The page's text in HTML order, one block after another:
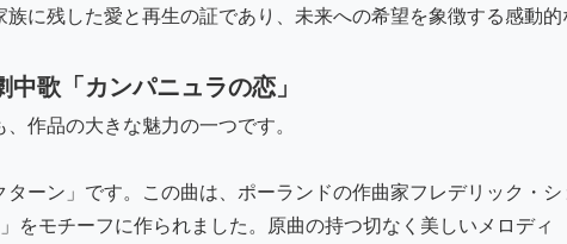
に残した愛と再生の証であり、未来への希望を象徴する感動的
歌「カンパニュラの恋」
作品の大きな魅力の一つです。
ーン」です。この曲は、ポーランドの作曲家フレデリック・シ
をモチーフに作られました。原曲の持つ切なく美しいメロディ